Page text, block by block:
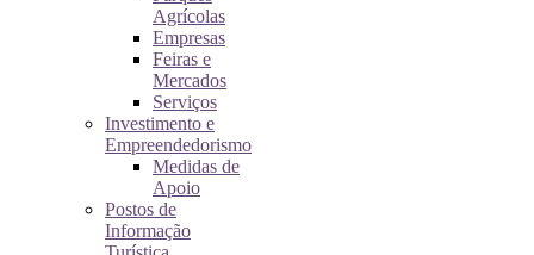
Agrícolas
Empresas
Feiras e
Mercados
Serviços
Investimento e
Empreendedorismo
Medidas de
Apoio
Postos de
Informação